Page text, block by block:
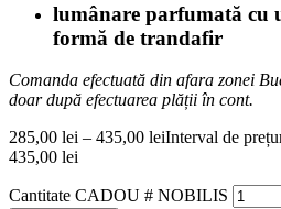
lumânare parfumată cu
formă de trandafir
Comanda efectuată din afara zonei
doar după efectuarea plății în cont.
285,00 lei – 435,00 leiInterval de
435,00 lei
Cantitate CADOU # NOBILIS